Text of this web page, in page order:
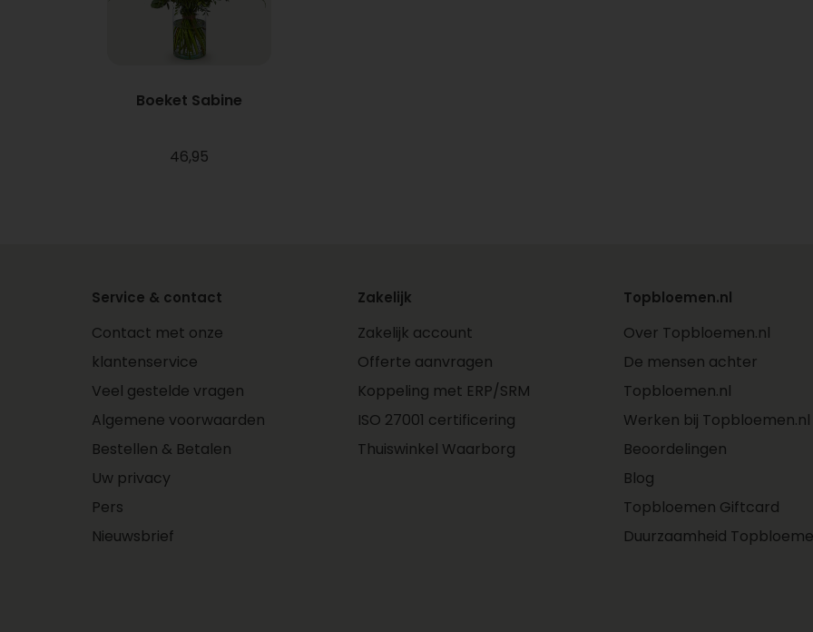
Boeket Sabine
46,95
Service & contact
Contact met onze
klantenservice
Veel gestelde vragen
Algemene voorwaarden
Bestellen & Betalen
Uw privacy
Pers
Nieuwsbrief
Zakelijk
Zakelijk account
Offerte aanvragen
Koppeling met ERP/SRM
ISO 27001 certificering
Thuiswinkel Waarborg
Topbloemen.nl
Over Topbloemen.nl
De mensen achter
Topbloemen.nl
Werken bij Topbloemen.nl
Beoordelingen
Blog
Topbloemen Giftcard
Duurzaamheid